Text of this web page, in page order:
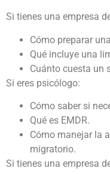
Si tienes una empresa
Cómo preparar
Qué incluye una
Cuánto cuesta un
Si eres psicólogo:
Cómo saber si
Qué es EMDR.
Cómo manejar la
migratorio.
Si tienes una empresa